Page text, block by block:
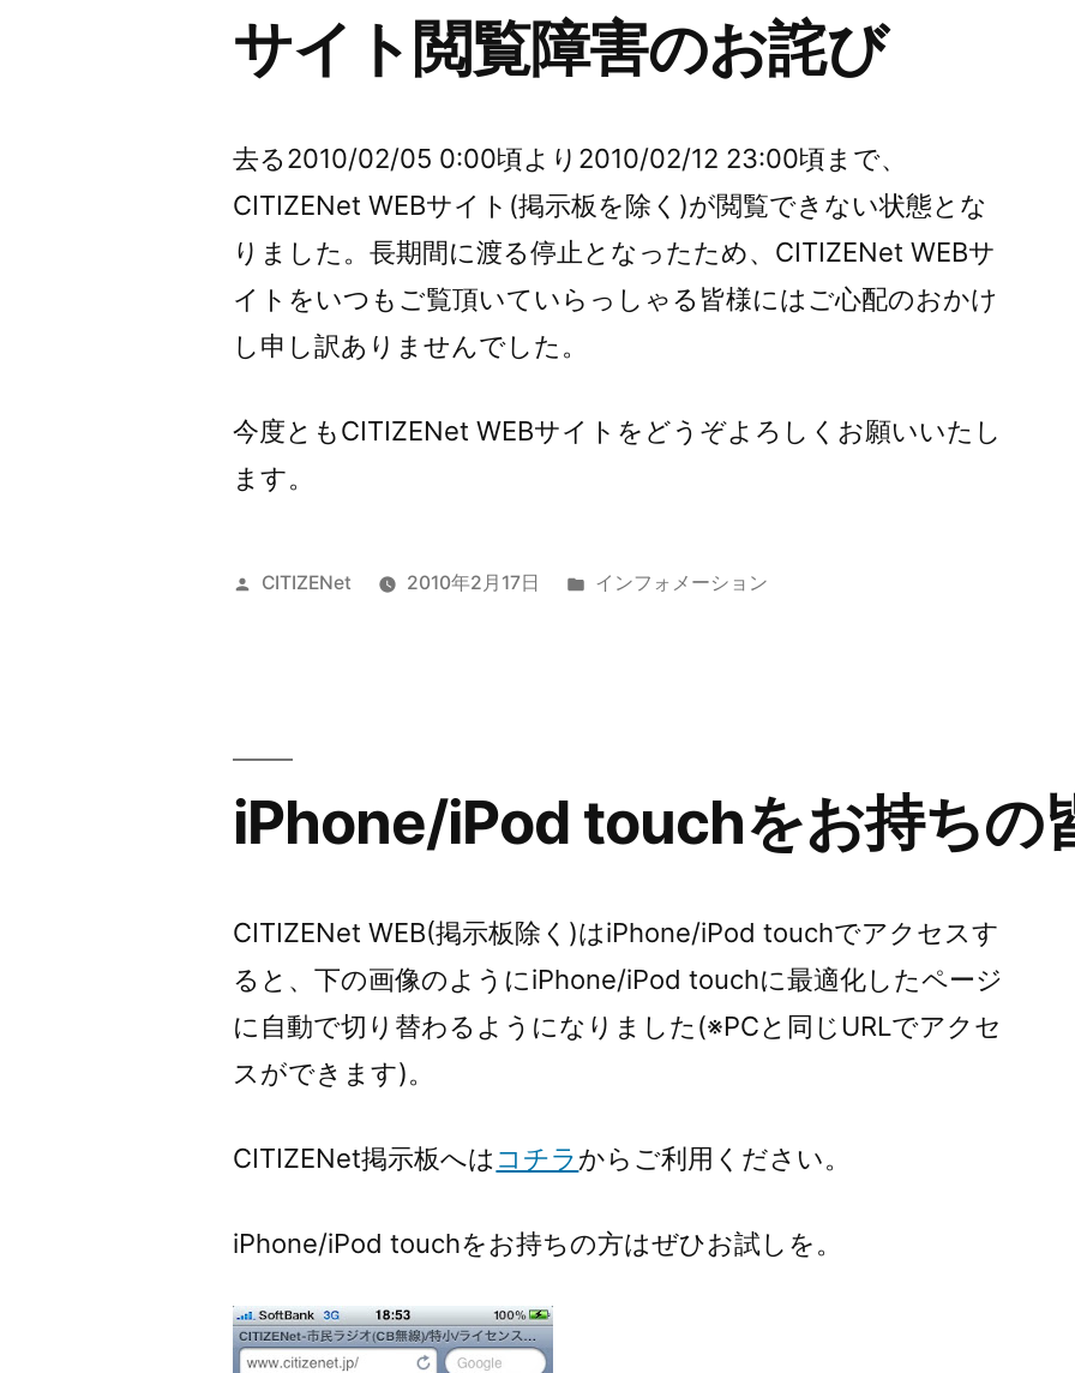
ン
ト
レ
ン
ダ
ー”
の
サイト閲覧障害のお詫び
去る2010/02/05 0:00頃より2010/02/12 23:00頃まで、
CITIZENet WEBサイト(掲示板を除く)が閲覧できない状態とな
りました。長期間に渡る停止となったため、CITIZENet WEBサ
イトをいつもご覧頂いていらっしゃる皆様にはご心配のおかけ
し申し訳ありませんでした。
今度ともCITIZENet WEBサイトをどうぞよろしくお願いいたし
ます。
投
CITIZENet 2010年2月17日
カ
インフォメーション
iPhone/iPod touchをお持ちの
CITIZENet WEB(掲示板除く)はiPhone/iPod touchでアクセスす
ると、下の画像のようにiPhone/iPod touchに最適化したページ
に自動で切り替わるようになりました(※PCと同じURLでアクセ
スができます)。
CITIZENet掲示板へは コチラからご利用ください。
iPhone/iPod touchをお持ちの方はぜひお試しを。